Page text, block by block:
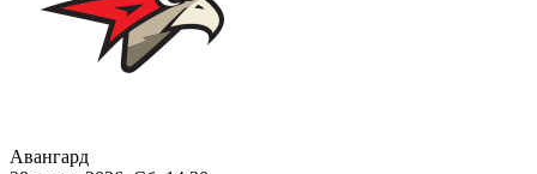
Авангард